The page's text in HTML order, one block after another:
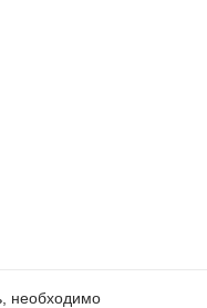
необходимо